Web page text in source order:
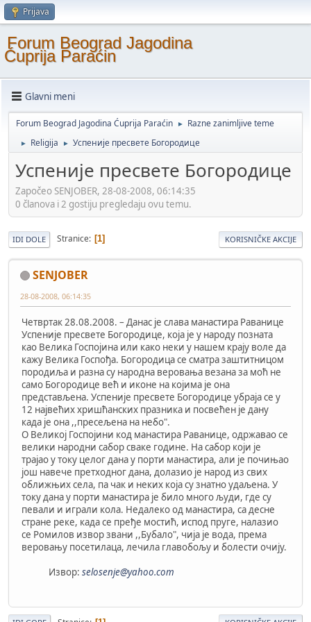
Prijava
Forum Beograd Jagodina
Ćuprija Paraćin
Glavni meni
Forum Beograd Jagodina Ćuprija Paraćin ► Razne zanimljive teme
► Religija ► Успеније пресвете Богородице
Успеније пресвете Богородице
Započeo SENJOBER, 28-08-2008, 06:14:35
0 članova i 2 gostiju pregledaju ovu temu.
IDI DOLE Stranice 1 KORISNIČKE AKCIJE
SENJOBER
28-08-2008, 06:14:35
Четвртак 28.08.2008. – Данас је слава манастира Раванице
Успеније пресвете Богородице, која је у народу позната
као Велика Госпојина или како неки у нашем крају воле да
кажу Велика Госпођа. Богородица се сматра заштитницом
породиља и разна су народна веровања везана за моћ не
само Богородице већ и иконе на којима је она
представљена. Успеније пресвете Богородице убраја се у
12 највећих хришћанских празника и посвећен је дану
када је она ,,пресељена на небо".
O Великој Госпојини код манастира Раванице, одржавао се
велики народни сабор сваке године. На сабор који је
трајао у току целог дана у порти манастира, али је почињао
још навече претходног дана, долазио је народ из свих
оближњих села, па чак и неких која су знатно удаљена. У
току дана у порти манастира је било много људи, где су
певали и играли кола. Недалеко од манастира, са десне
стране реке, када се пређе мостић, испод пруге, налазио
се Ромилов извор звани ,,Бубало", чија је вода, према
веровању посетилаца, лечила главобољу и болести очију.
Извор: selosenje@yahoo.com